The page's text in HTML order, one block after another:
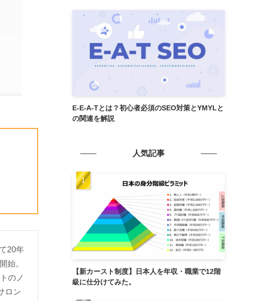
20年
始。
のノ
ロン
E-E-A-Tとは？初心者必須のSEO対策とYMYLと
の関連を解説
人気記事
【新カースト制度】日本人を年収・職業で12階
級に仕分けてみた。